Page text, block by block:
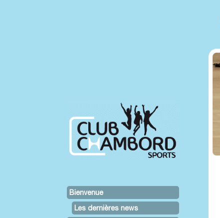
Bienvenue
Les dernières news